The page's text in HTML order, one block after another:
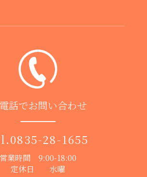
話でお問い合わせ
0835-28-1655
営業時間 9:00-18:00
定休日 水曜